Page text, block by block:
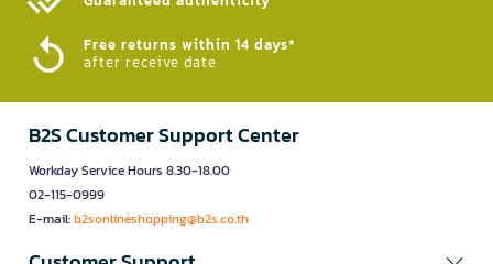
Free returns within 14 days*
after receive date
B2S Customer Support Center
Workday Service Hours 8.30-18.00
02-115-0999
E-mail:b2sonlineshopping@b2s.co.th